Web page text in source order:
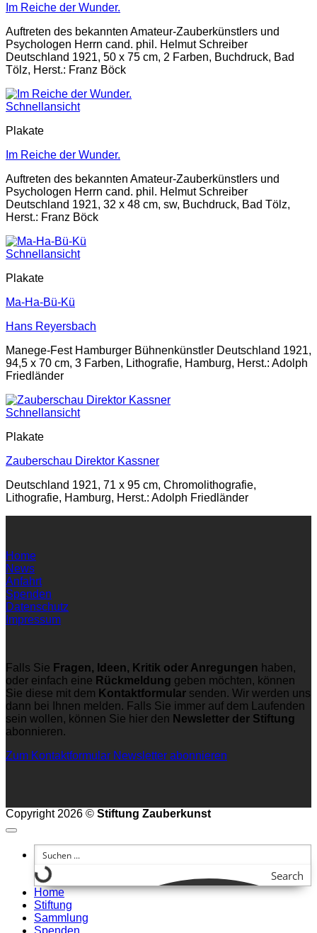
Im Reiche der Wunder.
Auftreten des bekannten Amateur-Zauberkünstlers und
Psychologen Herrn cand. phil. Helmut Schreiber
Deutschland 1921, 50 x 75 cm, 2 Farben, Buchdruck, Bad
Tölz, Herst.: Franz Böck
Schnellansicht
Plakate
Im Reiche der Wunder.
Auftreten des bekannten Amateur-Zauberkünstlers und
Psychologen Herrn cand. phil. Helmut Schreiber
Deutschland 1921, 32 x 48 cm, sw, Buchdruck, Bad Tölz,
Herst.: Franz Böck
Schnellansicht
Plakate
Ma-Ha-Bü-Kü
Hans Reyersbach
Manege-Fest Hamburger Bühnenkünstler Deutschland 1921,
94,5 x 70 cm, 3 Farben, Lithografie, Hamburg, Herst.: Adolph
Friedländer
Schnellansicht
Plakate
Zauberschau Direktor Kassner
Deutschland 1921, 71 x 95 cm, Chromolithografie,
Lithografie, Hamburg, Herst.: Adolph Friedländer
Home
News
Anfahrt
Spenden
Datenschutz
Impressum
Falls Sie Fragen, Ideen, Kritik oder Anregungen haben,
oder einfach eine Rückmeldung geben möchten, können
Sie diese mit dem Kontaktformular senden. Wir werden uns
dann bei Ihnen melden. Falls Sie immer auf dem Laufenden
sein wollen, können Sie hier den Newsletter der Stiftung
abonnieren.
Zum Kontaktformular Newsletter abonnieren
Copyright 2026 © Stiftung Zauberkunst
Search
Home
Stiftung
Sammlung
Spenden